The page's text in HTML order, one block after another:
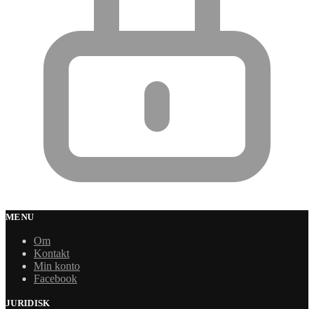
MENU
Om
Kontakt
Min konto
Facebook
JURIDISK